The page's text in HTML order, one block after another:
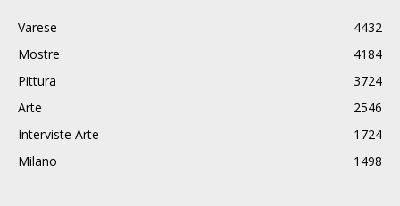
Varese
4432
Mostre
4184
Pittura
3724
Arte
2546
Interviste Arte
1724
Milano
1498